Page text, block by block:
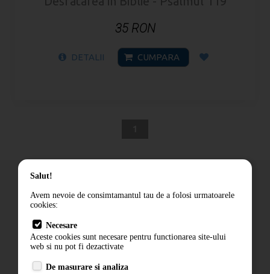
35 RON
DETALII CUMPARA
Cum comand
Livrare
Contact
Salut!
Avem nevoie de consimtamantul tau de a folosi urmatoarele
cookies:
Necesare
Aceste cookies sunt necesare pentru functionarea site-ului
web si nu pot fi dezactivate
De masurare si analiza